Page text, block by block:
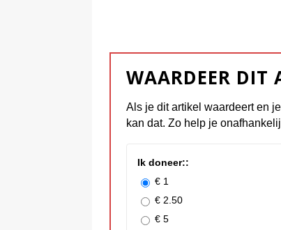
WAARDEER DIT
Als je dit artikel waardeert en
kan dat. Zo help je
Ik doneer::
€ 1
€ 2.50
€ 5